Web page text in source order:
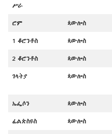
ሥራ
ሮም ጳውሎስ
1 ቆሮንቶስ ጳውሎስ
2 ቆሮንቶስ ጳውሎስ
ገላትያ ጳውሎስ
ኤፌሶን ጳውሎስ
ፊልጵስዩስ ጳውሎስ